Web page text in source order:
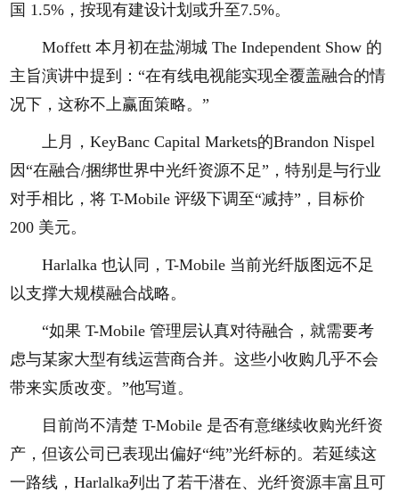
国 1.5%，按现有建设计划或升至7.5%。
Moffett 本月初在盐湖城 The Independent Show 的
主旨演讲中提到：“在有线电视能实现全覆盖融合的情
况下，这称不上赢面策略。”
上月，KeyBanc Capital Markets的Brandon Nispel
因“在融合/捆绑世界中光纤资源不足”，特别是与行业
对手相比，将 T-Mobile 评级下调至“减持”，目标价
200 美元。
Harlalka 也认同，T-Mobile 当前光纤版图远不足
以支撑大规模融合战略。
“如果 T-Mobile 管理层认真对待融合，就需要考
虑与某家大型有线运营商合并。这些小收购几乎不会
带来实质改变。”他写道。
目前尚不清楚 T-Mobile 是否有意继续收购光纤资
产，但该公司已表现出偏好“纯”光纤标的。若延续这
一路线，Harlalka列出了若干潜在、光纤资源丰富且可